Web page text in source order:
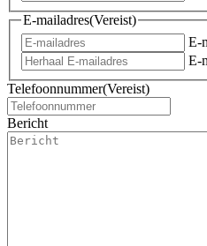
E-mailadres(Vereist)
E-
E-
Telefoonnummer(Vereist)
Bericht